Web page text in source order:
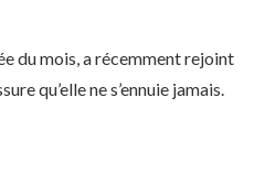
du mois, a récemment rejoint
qu’elle ne s’ennuie jamais.